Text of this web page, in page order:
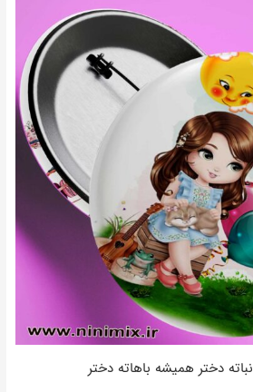
دختر همیشه باهاته دختر